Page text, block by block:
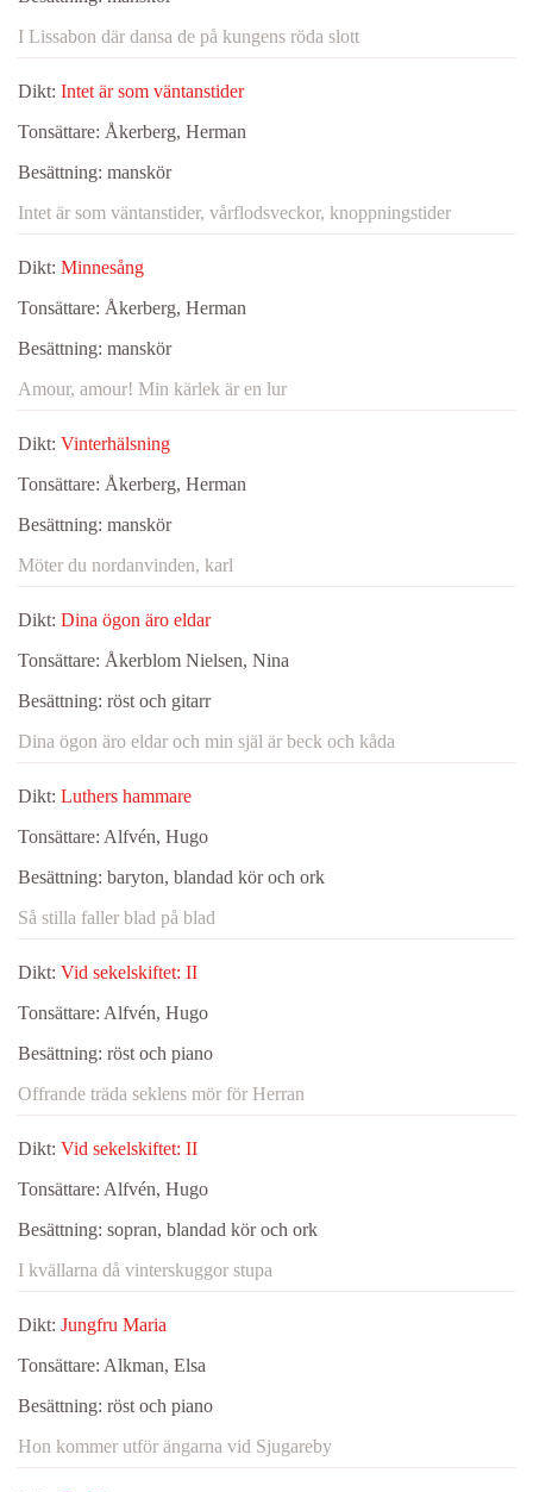
I Lissabon där dansa de på kungens röda slott
Dikt: Intet är som väntanstider
Tonsättare: Åkerberg, Herman
Besättning: manskör
Intet är som väntanstider, vårflodsveckor, knoppningstider
Dikt: Minnesång
Tonsättare: Åkerberg, Herman
Besättning: manskör
Amour, amour! Min kärlek är en lur
Dikt: Vinterhälsning
Tonsättare: Åkerberg, Herman
Besättning: manskör
Möter du nordanvinden, karl
Dikt: Dina ögon äro eldar
Tonsättare: Åkerblom Nielsen, Nina
Besättning: röst och gitarr
Dina ögon äro eldar och min själ är beck och kåda
Dikt: Luthers hammare
Tonsättare: Alfvén, Hugo
Besättning: baryton, blandad kör och ork
Så stilla faller blad på blad
Dikt: Vid sekelskiftet: II
Tonsättare: Alfvén, Hugo
Besättning: röst och piano
Offrande träda seklens mör för Herran
Dikt: Vid sekelskiftet: II
Tonsättare: Alfvén, Hugo
Besättning: sopran, blandad kör och ork
I kvällarna då vinterskuggor stupa
Dikt: Jungfru Maria
Tonsättare: Alkman, Elsa
Besättning: röst och piano
Hon kommer utför ängarna vid Sjugareby